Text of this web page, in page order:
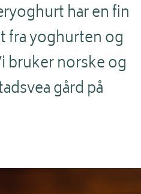
har en fin
fra yoghurten og
bruker norske og
gård på